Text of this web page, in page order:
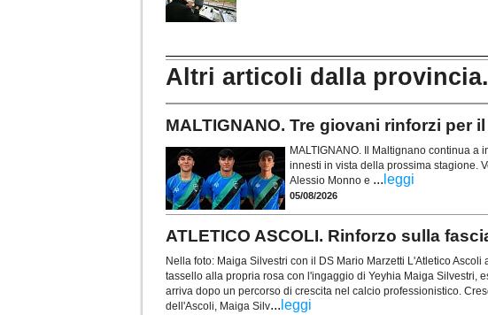
Altri articoli dalla
MALTIGNANO. Tre giovani rinforzi per
MALTIGNANO. Il Maltignano continua a
innesti in vista della prossima stagione.
Alessio Monno e ... leggi
05/08/2026
ATLETICO ASCOLI. Rinforzo sulla
Nella foto: Maiga Silvestri con il DS Mario Marzetti L'Atletico Ascoli
tassello alla propria rosa con l'ingaggio di Yeyhia Maiga Silvestri,
arriva dopo un percorso di crescita nel calcio professionistico.
dell'Ascoli, Maiga Silv... leggi